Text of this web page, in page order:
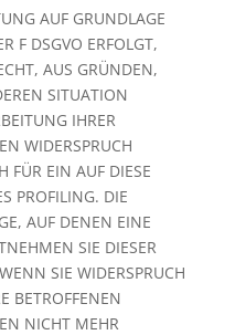
AUF GRUNDLAGE
F DSGVO ERFOLGT,
AUS GRÜNDEN,
SITUATION
IHRER
WIDERSPRUCH
FÜR EIN AUF DIESE
PROFILING. DIE
AUF DENEN EINE
SIE DIESER
SIE WIDERSPRUCH
BETROFFENEN
NICHT MEHR